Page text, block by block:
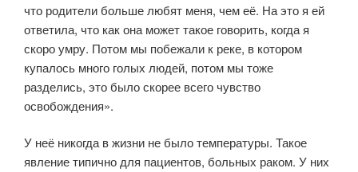
что родители больше любят меня, чем её. На это я ей
ответила, что как она может такое говорить, когда я
скоро умру. Потом мы побежали к реке, в котором
купалось много голых людей, потом мы тоже
разделись, это было скорее всего чувство
освобождения».
У неё никогда в жизни не было температуры. Такое
явление типично для пациентов, больных раком. У них